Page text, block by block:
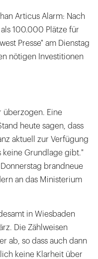
Articus Alarm: Nach
100.000 Plätze für
Presse" am Dienstag
nötigen Investitionen
überzogen. Eine
heute sagen, dass
aktuell zur Verfügung
keine Grundlage gibt."
brandneue
an das Ministerium
in Wiesbaden
Die Zählweisen
ab, so dass auch dann
keine Klarheit über